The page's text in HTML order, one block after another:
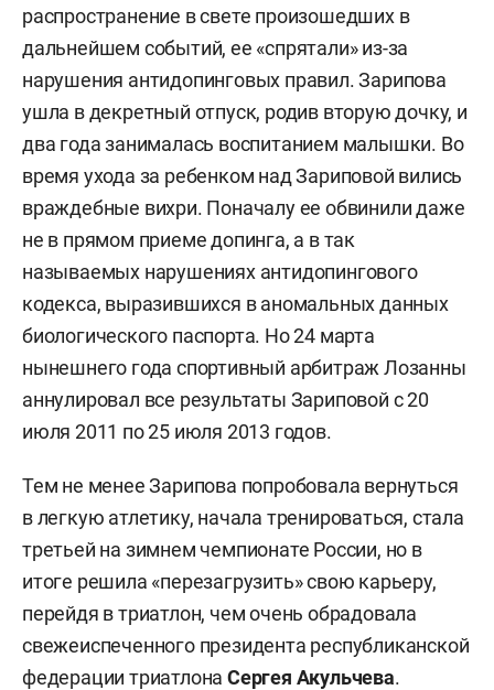
распространение в свете произошедших в
дальнейшем событий, ее «спрятали» из-за
нарушения антидопинговых правил. Зарипова
ушла в декретный отпуск, родив вторую дочку, и
два года занималась воспитанием малышки. Во
время ухода за ребенком над Зариповой вились
враждебные вихри. Поначалу ее обвинили даже
не в прямом приеме допинга, а в так
называемых нарушениях антидопингового
кодекса, выразившихся в аномальных данных
биологического паспорта. Но 24 марта
нынешнего года спортивный арбитраж Лозанны
аннулировал все результаты Зариповой с 20
июля 2011 по 25 июля 2013 годов.
Тем не менее Зарипова попробовала вернуться
в легкую атлетику, начала тренироваться, стала
третьей на зимнем чемпионате России, но в
итоге решила «перезагрузить» свою карьеру,
перейдя в триатлон, чем очень обрадовала
свежеиспеченного президента республиканской
федерации триатлонаСергея Акульчева.